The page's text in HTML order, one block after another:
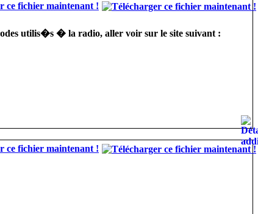
ce fichier maintenant !
utilis�s � la radio, aller voir sur le site suivant :
ce fichier maintenant !